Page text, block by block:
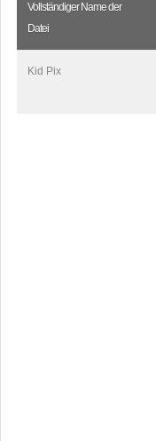
Vollständiger Name der
Datei
Kid Pix